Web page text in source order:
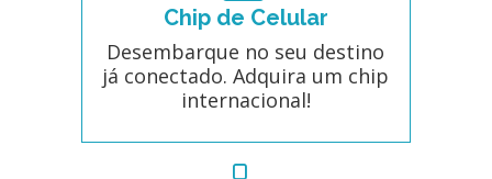
Chip de Celular
Desembarque no seu destino
já conectado. Adquira um chip
internacional!